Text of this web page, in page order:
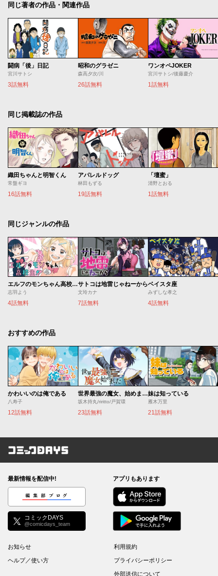
同じ著者の作品・関連作品
闘病「後」日記
宮川サトシ
3話無料
昭和のグラゼニ
森高夕次/川
26話無料
ワンオペJOKER
宮川サトシ/後藤慶介
1話無料
同じ掲載誌の作品
織田ちゃんと明智くん
常盤ギヨ
16話無料
アパレルドッグ
林田もずる
19話無料
「壇蜜」
清野とおる
1話無料
同じジャンルの作品
エルフのモンちゃん高校生!!
志羽よう
4話無料
サトコは地雷じゃねーから
文玲カナ
7話無料
ベイスタ座
みずしな孝之
4話無料
おすすめの作品
かわいいのは俺である
八寿子
12話無料
世界最強の魔女、始めました ～私だけ『攻略サイト』を見れる世界で自由に生きます～
坂木持丸/riritto/戸賀環
23話無料
妹は知っている
雁木万里
21話無料
コミックDAYS
最新情報を配信中!
編集部ブログ
コミックDAYS
@comicdays_team
アプリもあります
お知らせ
ヘルプ／使い方
利用規約
プライバシーポリシー
外部送信について